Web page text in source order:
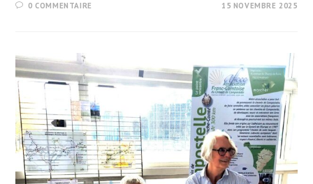
0 COMMENTAIRE 15 NOVEMBRE 2025